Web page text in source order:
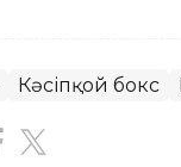
Кәсіпқой бокс